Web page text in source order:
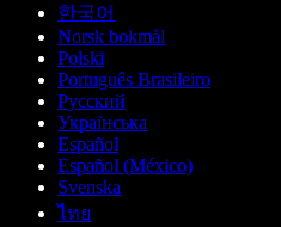
한국어
Norsk bokmål
Polski
Português Brasileiro
Русский
Українська
Español
Español (México)
Svenska
ไทย